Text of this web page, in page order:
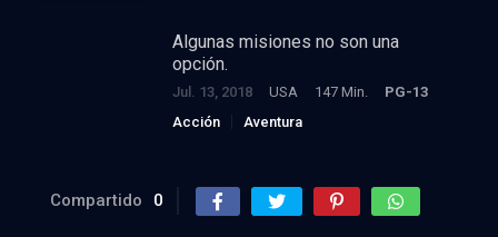
Algunas misiones no son una
opción.
Jul. 13, 2018 USA 147 Min.
PG-13
Acción
Aventura
Compartido 0